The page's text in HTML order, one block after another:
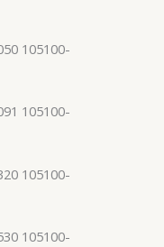
105100-
105100-
105100-
105100-